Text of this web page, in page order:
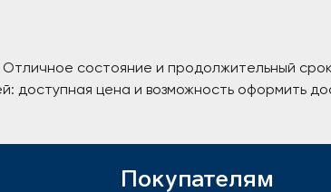
состояние и продолжительный
цена и возможность оформить
Покупателям